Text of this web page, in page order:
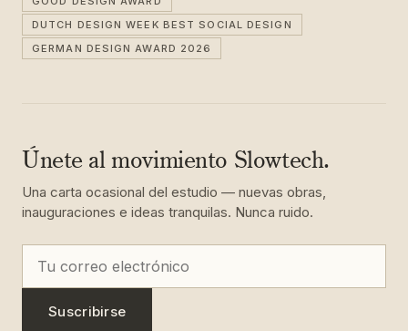
DUTCH DESIGN WEEK BEST SOCIAL DESIGN
GERMAN DESIGN AWARD 2026
Únete al movimiento Slowtech.
Una carta ocasional del estudio — nuevas obras,
inauguraciones e ideas tranquilas. Nunca ruido.
Suscribirse